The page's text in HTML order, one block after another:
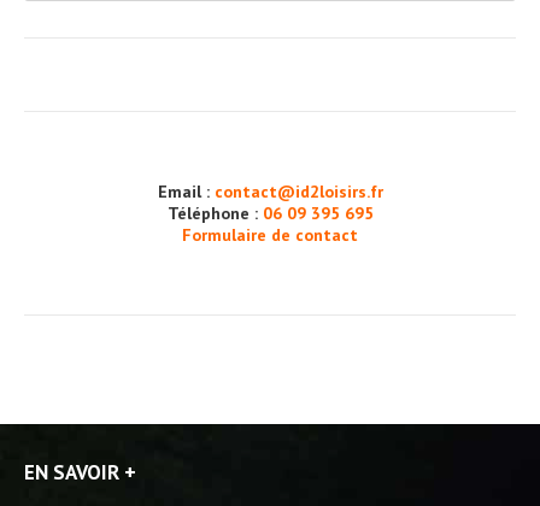
Email : contact@id2loisirs.fr
Téléphone : 06 09 395 695
Formulaire de contact
EN SAVOIR +